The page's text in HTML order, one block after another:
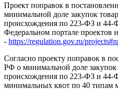
Проект поправок в
минимальной доле закупок
происхождения по 223-ФЗ и 44-
Федеральном портале проектов
- https://regulation.gov.ru/
Согласно проекту поправок в
РФ о минимальной доле закупок
происхождения по 223-ФЗ и 44-
минимальных квот по 40 типам